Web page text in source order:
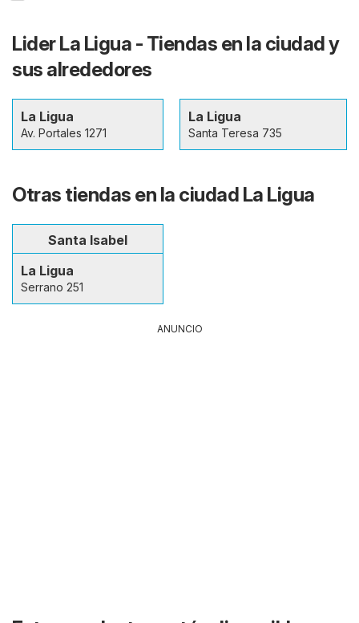
Lider La Ligua - Tiendas en la ciudad y
sus alrededores
La Ligua
Av. Portales 1271
La Ligua
Santa Teresa 735
Otras tiendas en la ciudad La Ligua
Santa Isabel
La Ligua
Serrano 251
ANUNCIO